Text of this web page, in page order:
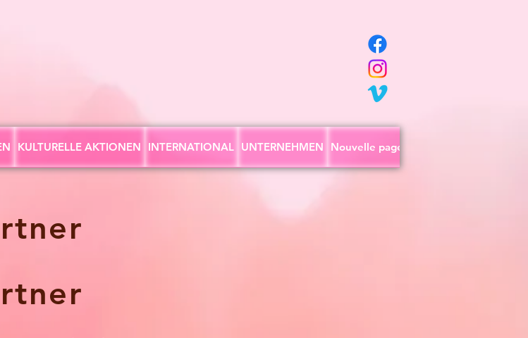
KULTURELLE AKTIONEN INTERNATIONAL UNTERNEHMEN Nouvelle page